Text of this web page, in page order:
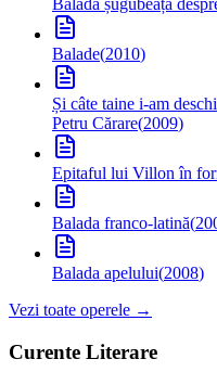
Baladă șugubeață
Balade(2010)
Și câte taine i-am
Petru Cărare(2009)
Epitaful lui Villon în
Balada franco-latină(
Balada apelului(2008)
Vezi toate operele →
Curente Literare